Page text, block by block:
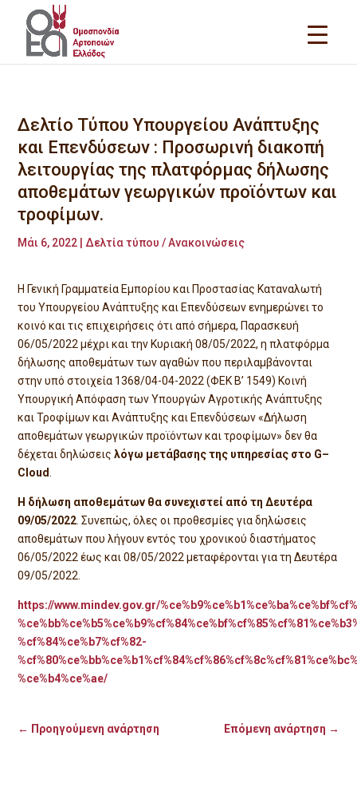
Δελτίο Τύπου Υπουργείου Ανάπτυξης
και Επενδύσεων : Προσωρινή διακοπή
λειτουργίας της πλατφόρμας δήλωσης
αποθεμάτων γεωργικών προϊόντων και
τροφίμων.
Μάι 6, 2022 Δελτία τύπου / Ανακοινώσεις
Η Γενική Γραμματεία Εμπορίου και Προστασίας Καταναλωτή
του Υπουργείου Ανάπτυξης και Επενδύσεων ενημερώνει το
κοινό και τις επιχειρήσεις ότι από σήμερα, Παρασκευή
06/05/2022 μέχρι και την Κυριακή 08/05/2022, η πλατφόρμα
δήλωσης αποθεμάτων των αγαθών που περιλαμβάνονται
στην υπό στοιχεία 1368/04-04-2022 (ΦΕΚ Β’ 1549) Κοινή
Υπουργική Απόφαση των Υπουργών Αγροτικής Ανάπτυξης
και Τροφίμων και Ανάπτυξης και Επενδύσεων «Δήλωση
αποθεμάτων γεωργικών προϊόντων και τροφίμων» δεν θα
δέχεται δηλώσειςλόγω μετάβασης της υπηρεσίας στο G–
Cloud
Η δήλωση αποθεμάτων θα συνεχιστεί από τη Δευτέρα
09/05/2022 . Συνεπώς, όλες οι προθεσμίες για δηλώσεις
αποθεμάτων που λήγουν εντός του χρονικού διαστήματος
06/05/2022 έως και 08/05/2022 μεταφέρονται για τη Δευτέρα
09/05/2022.
https://www.mindev.gov.gr/
%cf%84%ce%b7%cf%82-
%ce%b4%ce%ae/
← Προηγούμενη ανάρτηση Επόμενη ανάρτηση →